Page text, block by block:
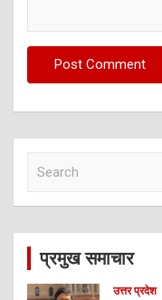
c
प्रमुख समाचार
उत्तर प्रदेश